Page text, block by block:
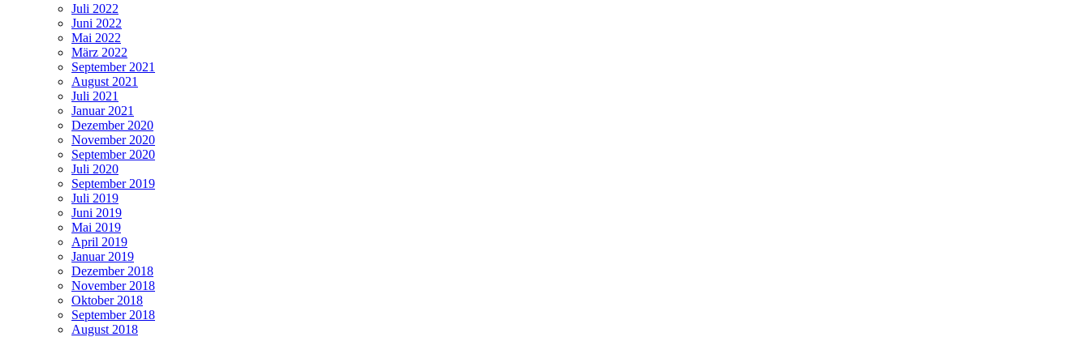
Juli 2022
Juni 2022
Mai 2022
März 2022
September 2021
August 2021
Juli 2021
Januar 2021
Dezember 2020
November 2020
September 2020
Juli 2020
September 2019
Juli 2019
Juni 2019
Mai 2019
April 2019
Januar 2019
Dezember 2018
November 2018
Oktober 2018
September 2018
August 2018